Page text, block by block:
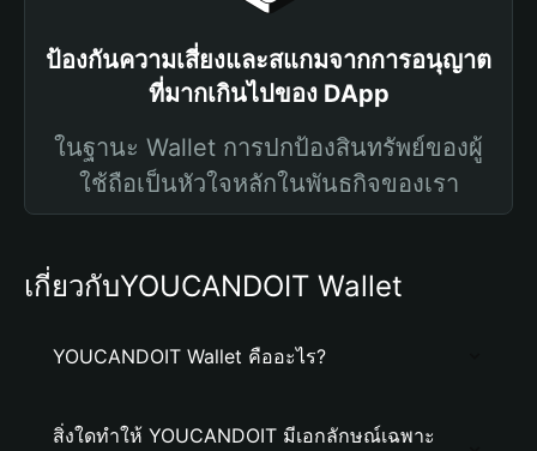
ป้องกันความเสี่ยงและสแกมจากการอนุญาต
ที่มากเกินไปของ DApp
ในฐานะ Wallet การปกป้องสินทรัพย์ของผู้
ใช้ถือเป็นหัวใจหลักในพันธกิจของเรา
เกี่ยวกับYOUCANDOIT Wallet
YOUCANDOIT Wallet คืออะไร?
สิ่งใดทำให้ YOUCANDOIT มีเอกลักษณ์เฉพาะ